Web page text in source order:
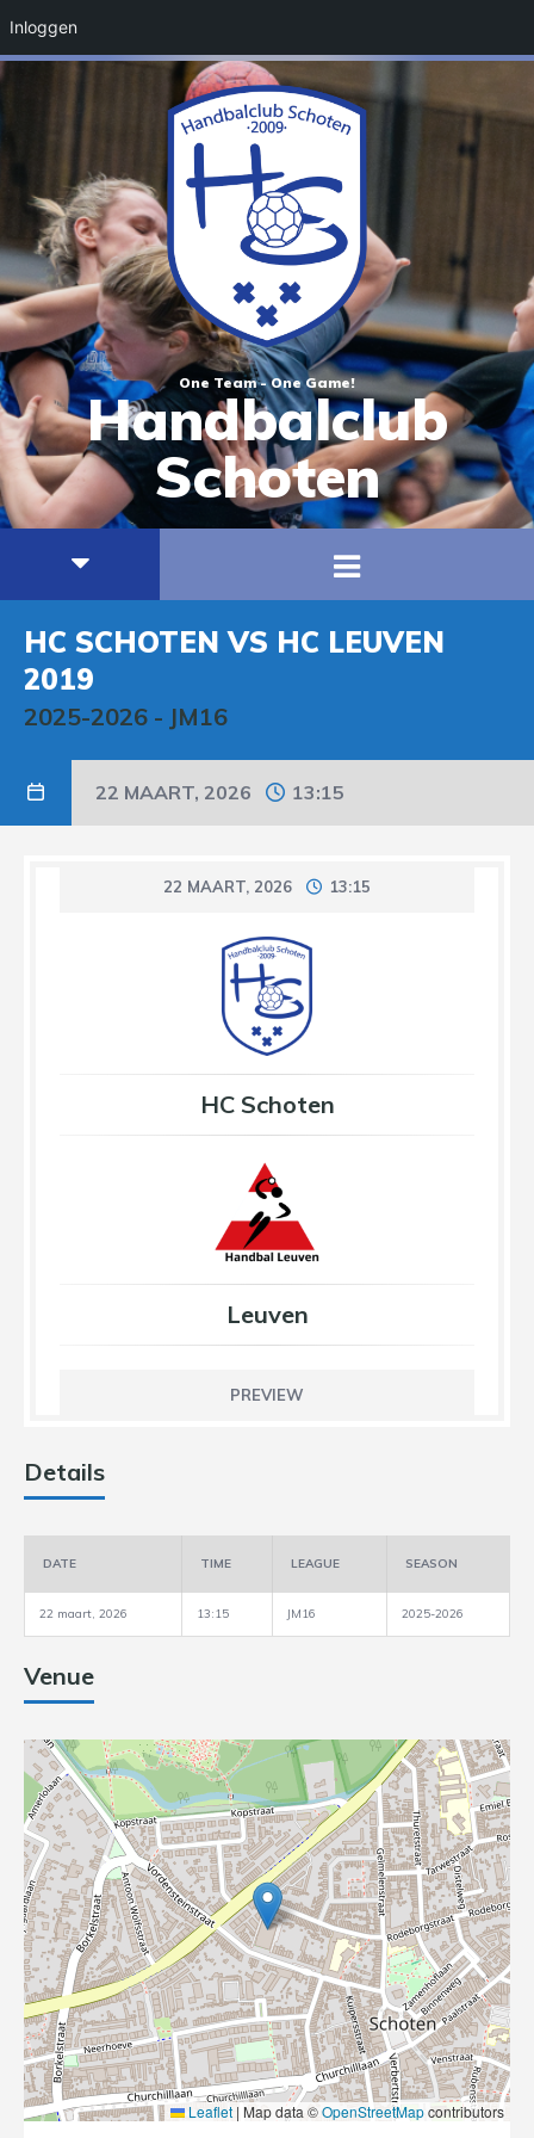
One Team - One Game!
Handbalclub
Schoten
HC SCHOTEN VS HC LEUVEN
2019
2025-2026 - JM16
22 MAART, 2026 13:15
22 MAART, 2026 13:15
HC Schoten
Leuven
PREVIEW
Details
DATE TIME LEAGUE SEASON
22 maart, 2026 13:15 JM16 2025-2026
Venue
Leaflet | Map data ©OpenStreetMapcontributors
Inloggen